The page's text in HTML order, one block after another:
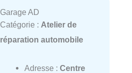
Garage AD
Catégorie : Atelier de
réparation automobile
Adresse : Centre